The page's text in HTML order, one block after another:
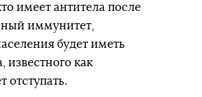
имеет антитела после
иммунитет,
будет иметь
как
отступать.